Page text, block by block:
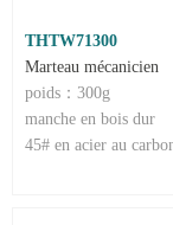
THTW71300
Marteau mécanicien
poids：300g
manche en bois dur
45# en acier au